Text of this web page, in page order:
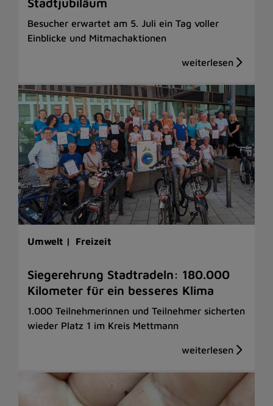
Besucher erwartet am 5. Juli ein Tag voller
Einblicke und Mitmachaktionen
Umwelt | Freizeit
Siegerehrung Stadtradeln: 180.000
Kilometer für ein besseres Klima
1.000 Teilnehmerinnen und Teilnehmer sicherten
wieder Platz 1 im Kreis Mettmann